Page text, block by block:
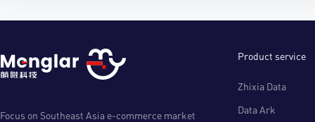
Focus on Southeast Asia e-commerce market
Product service
Zhixia Data
Data Ark